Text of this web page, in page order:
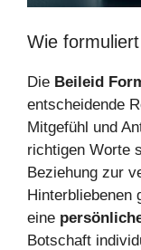
Wie
Die Beileid
entscheidende
Mitgefühl und
richtigen Worte
Beziehung zur
Hinterbliebenen
eine
Botschaft